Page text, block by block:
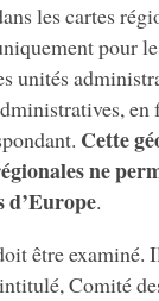
les cartes
pour
unités
Cette
ne
d’Europe.
être examiné.
Comité